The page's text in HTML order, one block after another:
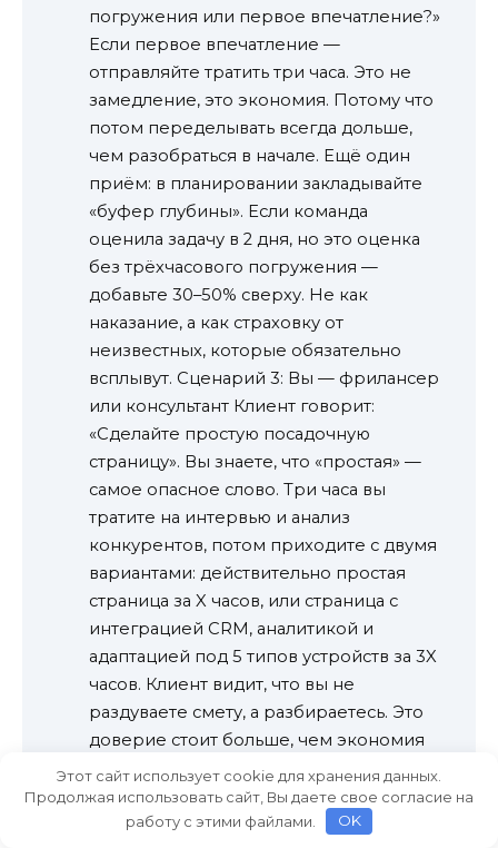
погружения или первое впечатление?»
Если первое впечатление —
отправляйте тратить три часа. Это не
замедление, это экономия. Потому что
потом переделывать всегда дольше,
чем разобраться в начале. Ещё один
приём: в планировании закладывайте
«буфер глубины». Если команда
оценила задачу в 2 дня, но это оценка
без трёхчасового погружения —
добавьте 30–50% сверху. Не как
наказание, а как страховку от
неизвестных, которые обязательно
всплывут. Сценарий 3: Вы — фрилансер
или консультант Клиент говорит:
«Сделайте простую посадочную
страницу». Вы знаете, что «простая» —
самое опасное слово. Три часа вы
тратите на интервью и анализ
конкурентов, потом приходите с двумя
вариантами: действительно простая
страница за X часов, или страница с
интеграцией CRM, аналитикой и
адаптацией под 5 типов устройств за 3X
часов. Клиент видит, что вы не
раздуваете смету, а разбираетесь. Это
доверие стоит больше, чем экономия
на первом этапе. Частые ошибки при
внедрении Ошибка 1: Превратить три
часа в наказание Если команда
Этот сайт использует cookie для хранения данных.
Продолжая использовать сайт, Вы даете свое согласие на
работу с этими файлами.
OK